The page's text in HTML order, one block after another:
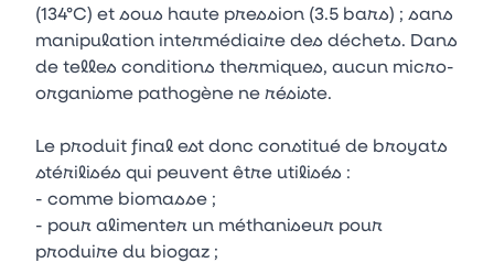
(134°C) et sous haute pression (3.5 bars) ; sans
manipulation intermédiaire des déchets. Dans
de telles conditions thermiques, aucun micro-
organisme pathogène ne résiste.
Le produit final est donc constitué de broyats
stérilisés qui peuvent être utilisés :
- comme biomasse ;
- pour alimenter un méthaniseur pour
produire du biogaz ;